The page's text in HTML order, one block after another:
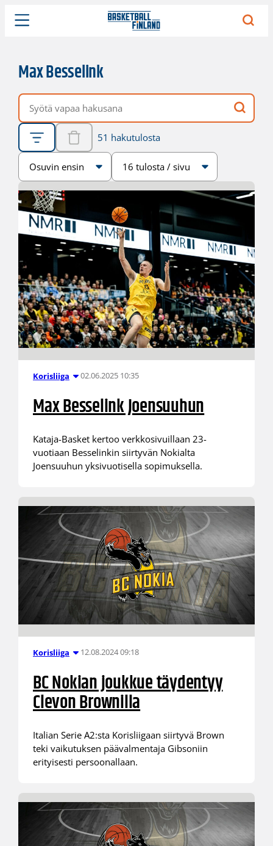
Max Besselink
Vapaa hakusana
51 hakutulosta
Järjestys
Sivukoko
Korisliiga 02.06.2025 10:35
Max Besselink Joensuuhun
Kataja-Basket kertoo verkkosivuillaan 23-
vuotiaan Besselinkin siirtyvän Nokialta
Joensuuhun yksivuotisella sopimuksella.
Korisliiga 12.08.2024 09:18
BC Nokian joukkue täydentyy
Clevon Brownilla
Italian Serie A2:sta Korisliigaan siirtyvä Brown
teki vaikutuksen päävalmentaja Gibsoniin
erityisesti persoonallaan.